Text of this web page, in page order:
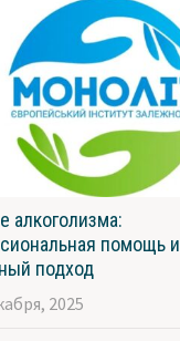
алкоголизма:
помощь и
подход
2025